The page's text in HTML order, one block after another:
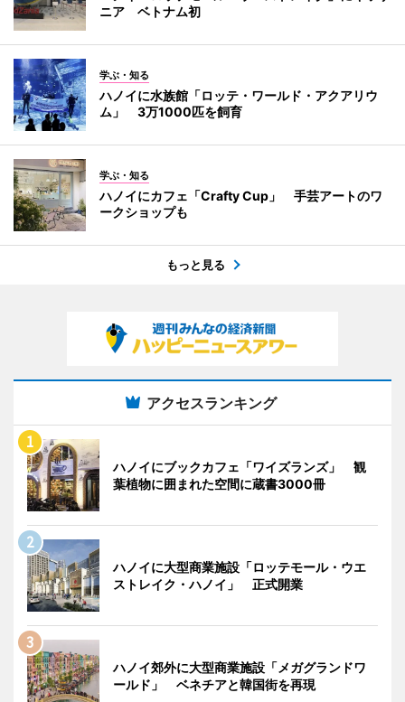
ニア ベトナム初
学ぶ・知る
ハノイに水族館「ロッテ・ワールド・アクアリウ
ム」 3万1000匹を飼育
学ぶ・知る
ハノイにカフェ「Crafty Cup」 手芸アートのワ
ークショップも
もっと見る
アクセスランキング
ハノイにブックカフェ「ワイズランズ」 観
葉植物に囲まれた空間に蔵書3000冊
ハノイに大型商業施設「ロッテモール・ウエ
ストレイク・ハノイ」 正式開業
ハノイ郊外に大型商業施設「メガグランドワ
ールド」 ベネチアと韓国街を再現